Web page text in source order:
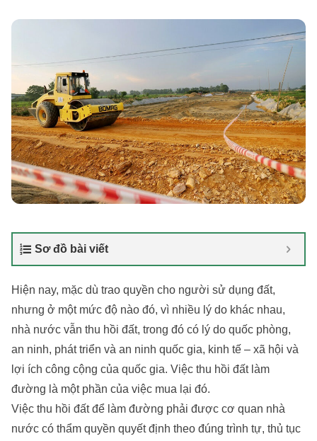
Sơ đồ bài viết
Hiện nay, mặc dù trao quyền cho người sử dụng đất,
nhưng ở một mức độ nào đó, vì nhiều lý do khác nhau,
nhà nước vẫn thu hồi đất, trong đó có lý do quốc phòng,
an ninh, phát triển và an ninh quốc gia, kinh tế – xã hội và
lợi ích công cộng của quốc gia. Việc thu hồi đất làm
đường là một phần của việc mua lại đó.
Việc thu hồi đất để làm đường phải được cơ quan nhà
nước có thẩm quyền quyết định theo đúng trình tự, thủ tục